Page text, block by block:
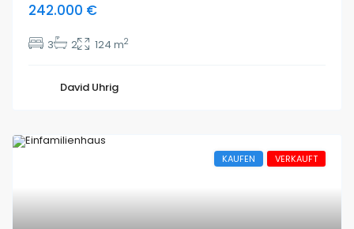
242.000 €
3 2 124 m2
David Uhrig
KAUFEN VERKAUFT